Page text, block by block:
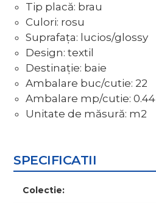
Tip placă: brau
Culori: rosu
Suprafața: lucios/glossy
Design: textil
Destinație: baie
Ambalare buc/cutie: 22
Ambalare mp/cutie: 0.44
Unitate de măsură: m2
SPECIFICATII
Colectie: